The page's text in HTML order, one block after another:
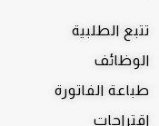
تتبع الطلبية
الوظائف
طباعة الفاتورة
اقتراحات